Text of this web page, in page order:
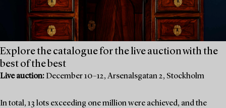
Explore the catalogue for the live auction with the
best of the best
Live auction: December 10–12, Arsenalsgatan 2, Stockholm
In total, 13 lots exceeding one million were achieved, and the